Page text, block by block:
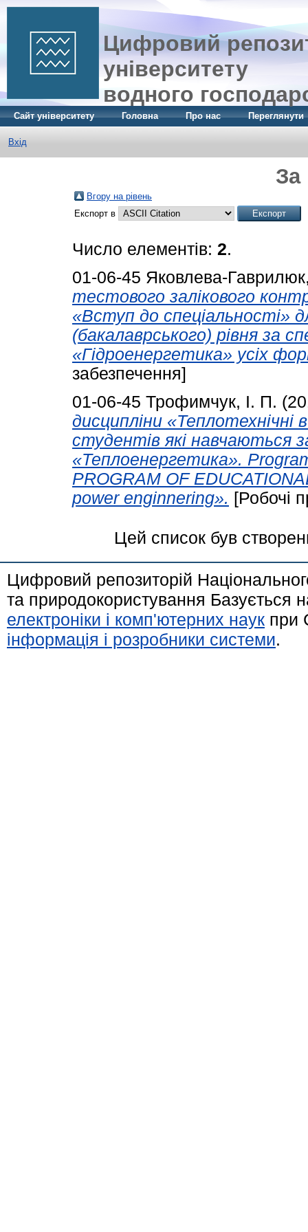
Цифровий
університету
водного
Сайт університету Головна Про нас Переглянути
Вхід
Вгору на рівень
Експорт в
Число елементів: 2.
01-06-45 Яковлева-
тестового залікового
«Вступ до спеціальності»
(бакалаврського) рівня за
«Гідроенергетика» усіх
забезпечення]
01-06-45 Трофимчук, І. П.
дисципліни
студентів які навчаються
«Теплоенергетика».
PROGRAM OF
power enginnering». [Робочі
Цей список був
Цифровий репозиторій
та природокористування Базується
електроніки і комп'ютерних наук при
інформація і розробники системи.